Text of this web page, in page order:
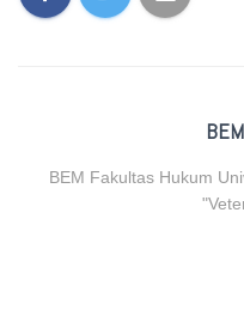
BEM Fakultas Hukum